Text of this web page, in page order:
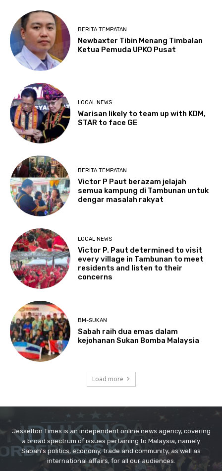
Jesselton Times is an independent online news agency, covering
a broad spectrum of issues pertaining to Malaysia, namely
Sabah's politics, economy, trade and community, as well as
international affairs, for all our audiences.